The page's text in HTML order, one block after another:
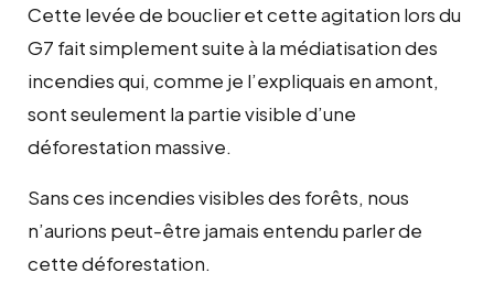
Cette levée de bouclier et cette agitation lors du
G7 fait simplement suite à la médiatisation des
incendies qui, comme je l’expliquais en amont,
sont seulement la partie visible d’une
déforestation massive.
Sans ces incendies visibles des forêts, nous
n’aurions peut-être jamais entendu parler de
cette déforestation.